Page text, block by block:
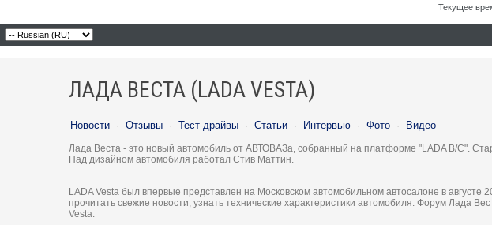
Текущее
ЛАДА ВЕСТА (LADA VESTA)
Новости · Отзывы · Тест-драйвы · Статьи · Интервью · Фото · Видео
Лада Веста - это новый автомобиль от АВТОВАЗа, собранный на платформе "LADA B/C".
Над дизайном автомобиля работал Стив Маттин.
LADA Vesta был впервые представлен на Московском автомобильном автосалоне в
прочитать свежие новости, узнать технические характеристики автомобиля. Форум Лада
Vesta.